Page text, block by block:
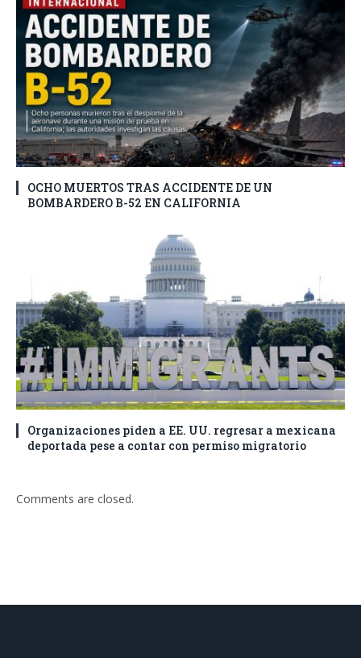
OCHO MUERTOS TRAS ACCIDENTE DE UN
BOMBARDERO B-52 EN CALIFORNIA
Organizaciones piden a EE. UU. regresar a mexicana
deportada pese a contar con permiso migratorio
Comments are closed.